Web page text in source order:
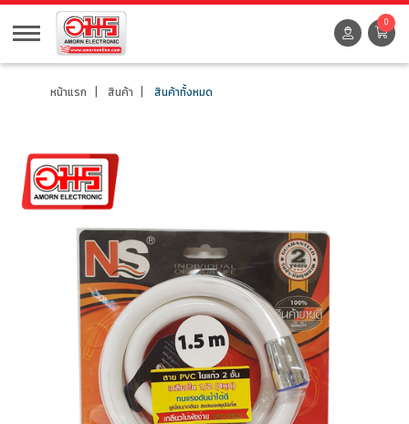
0
หน้าแรก สินค้า สินค้าทั้งหมด